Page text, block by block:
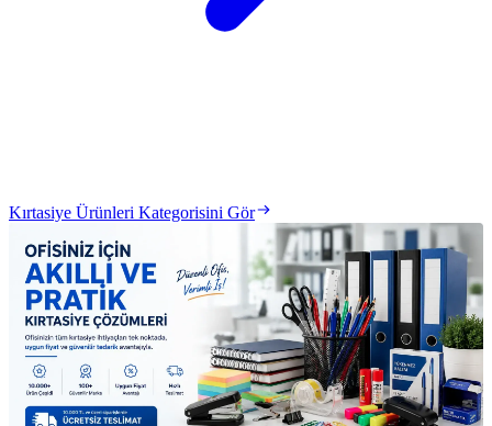
Kırtasiye Ürünleri Kategorisini Gör